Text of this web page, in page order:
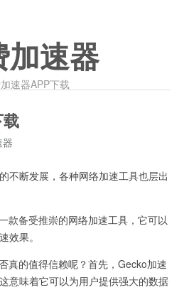
加速器
速器APP下载
载
断发展，各种网络加速工具也层出
备受推崇的网络加速工具，它可以
效果。
的值得信赖呢？首先，Gecko加速
意味着它可以为用户提供强大的数据